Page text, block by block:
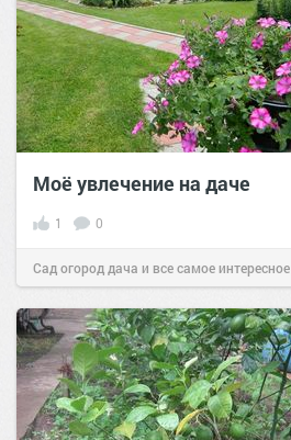
Моё увлечение на даче
1 0
Сад огород дача и все самое интересное
07 апр 2016